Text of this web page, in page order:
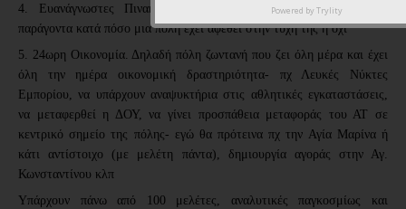
4. Ευανάγνωστες Πινακίδες (!!) έκπληξη και όμως αποτελούν
παράγοντα κατά πόσο μια πόλη έχει αφεθεί στην τύχη της η όχι
5. 24ωρη Οικονομία. Δηλαδή πόλη ζωντανή που ζει όλη μέρα και έχει
όλη την ημέρα οικονομική δραστηριότητα- πχ Λευκές Νύκτες
Εμπορίου, να υπάρχουν αναψυκτήρια στις αθλητικές εγκαταστάσεις,
να μεταφερθεί η ΔΟΥ, να γίνει προσπάθεια μεταφοράς του ΑΤ σε
κεντρικό σημείο της πόλης- εγώ θα πρότεινα πχ την Αγία Μαρίνα ή
κάτι αντίστοιχο (με μελέτη πάντα), δημιουργία αγοράς στην Αγ.
Κωνσταντίνου κλπ
Υπάρχουν πάνω από 100 μελέτες, αναλυτικές παγκοσμίως και
Powered by Trylity